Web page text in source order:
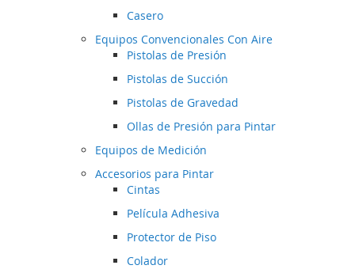
Casero
Equipos Convencionales Con Aire
Pistolas de Presión
Pistolas de Succión
Pistolas de Gravedad
Ollas de Presión para Pintar
Equipos de Medición
Accesorios para Pintar
Cintas
Película Adhesiva
Protector de Piso
Colador